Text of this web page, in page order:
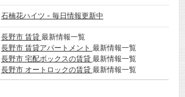
石楠花ハイツ - 毎日情報更新中
長野市 賃貸 最新情報一覧
長野市 賃貸アパートメント 最新情報一覧
長野市 宅配ボックスの賃貸 最新情報一覧
長野市 オートロックの賃貸 最新情報一覧